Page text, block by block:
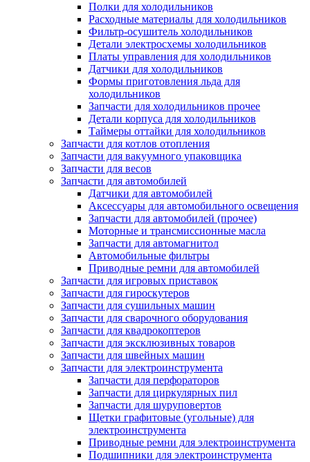
Полки для холодильников
Расходные материалы для холодильников
Фильтр-осушитель холодильников
Детали электросхемы холодильников
Платы управления для холодильников
Датчики для холодильников
Формы приготовления льда для
холодильников
Запчасти для холодильников прочее
Детали корпуса для холодильников
Таймеры оттайки для холодильников
Запчасти для котлов отопления
Запчасти для вакуумного упаковщика
Запчасти для весов
Запчасти для автомобилей
Датчики для автомобилей
Аксессуары для автомобильного освещения
Запчасти для автомобилей (прочее)
Моторные и трансмиссионные масла
Запчасти для автомагнитол
Автомобильные фильтры
Приводные ремни для автомобилей
Запчасти для игровых приставок
Запчасти для гироскутеров
Запчасти для сушильных машин
Запчасти для сварочного оборудования
Запчасти для квадрокоптеров
Запчасти для эксклюзивных товаров
Запчасти для швейных машин
Запчасти для электроинструмента
Запчасти для перфораторов
Запчасти для циркулярных пил
Запчасти для шуруповертов
Щетки графитовые (угольные) для
электроинструмента
Приводные ремни для электроинструмента
Подшипники для электроинструмента